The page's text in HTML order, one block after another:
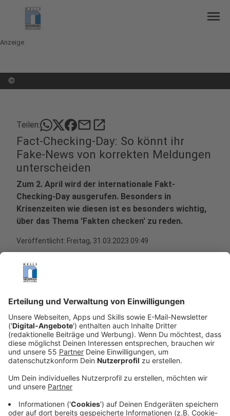
menu
Anzeige
©
Teilen: mailopen_in_new
Fact-Checking-Day: So könnt ihr
Fake-News von korrekten Meldungen
unterscheiden
Zum 2. April wird der internationale Fakt-
Checking-Day ausgerufen. Besonders in
Krisenzeiten wie diesen ist es besonders wichtig,
über das Thema 'Fakten checken' zu reden.
Veröffentlicht: Freitag, 31.03.2023 09:49
Anzeige
Die Corona-Krise und der Krieg in der Ukraine haben
gezeigt, wie wichtig es ist, auf Wahr- und
Unwahrheiten hinzuweisen. Denn gerade in den
sozialen Medien finden sich immer häufiger Posts, die
schlicht falsch - oder sogar bewusste Propaganda
sind. Unser Kollege Thorsten Ortmann recherchiert für
uns in diesem Bereich und zeigt auf, wie er arbeitet,
wenn es es um Fake-Meldungen geht, die gerade viral
gehen.